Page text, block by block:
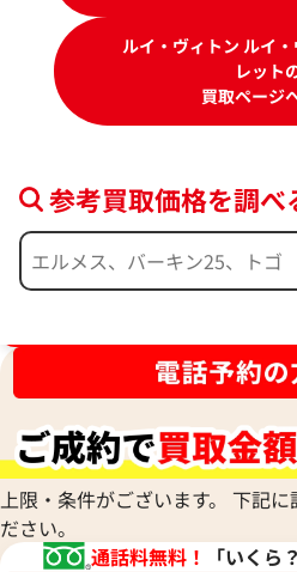
ルイヴィトン ブレスレット バン
38,000円
2026年5月17日時点
ルイ・ヴィトン ルイ
レット
買取ページ
参考買取価格を調べ
上限・条件がございます。 下記
ださい。
通話料無料！
「いくら